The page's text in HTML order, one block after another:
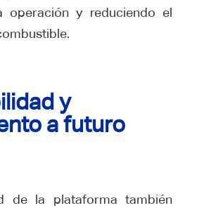
operación y reduciendo el
y
a futuro
de la plataforma también